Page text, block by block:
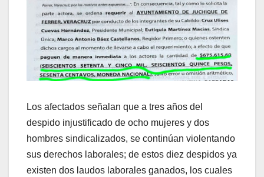
Los afectados señalan que a tres años del
despido injustificado de ocho mujeres y dos
hombres sindicalizados, se continúan violentando
sus derechos laborales; de estos diez despidos ya
existen dos laudos laborales ganados, los cuales